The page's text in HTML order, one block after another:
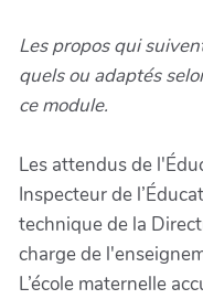
Les propos qui
quels ou adaptés
ce module.
Les attendus de
Inspecteur de
technique de la
charge de
L’école maternelle